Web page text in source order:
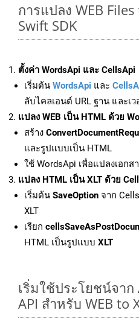
การแปลง WEB
Swift SDK
ตั้งค่า WordsApi และ CellsApi
เริ่มต้น WordsApi และ
ลับไคลเอนต์ URL ฐาน และเ
แปลง WEB เป็น HTML ด้วย
สร้าง
และรูปแบบเป็น HTML
ใช้ WordsApi เพื่อแปลงเอกส
แปลง HTML เป็น XLT ด้วย
เริ่มต้น SaveOption จาก
XLT
เรียก
HTML เป็นรูปแบบ XLT
เริ่มใช้ประโยชน์จาก
API สำหรับ WEB to